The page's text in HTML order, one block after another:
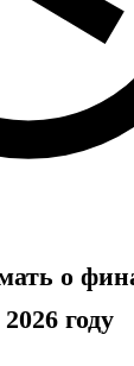
о
году